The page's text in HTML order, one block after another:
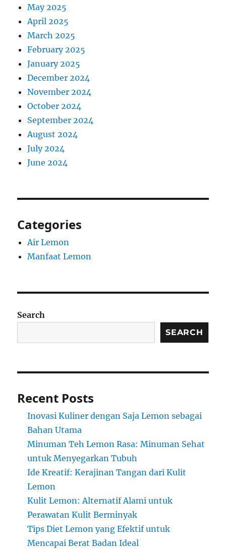
May 2025
April 2025
March 2025
February 2025
January 2025
December 2024
November 2024
October 2024
September 2024
August 2024
July 2024
June 2024
Categories
Air Lemon
Manfaat Lemon
Search
SEARCH
Recent Posts
Inovasi Kuliner dengan Saja Lemon sebagai
Bahan Utama
Minuman Teh Lemon Rasa: Minuman Sehat
untuk Menyegarkan Tubuh
Ide Kreatif: Kerajinan Tangan dari Kulit
Lemon
Kulit Lemon: Alternatif Alami untuk
Perawatan Kulit Berminyak
Tips Diet Lemon yang Efektif untuk
Mencapai Berat Badan Ideal